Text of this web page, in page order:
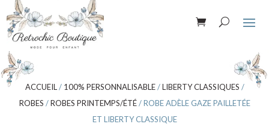
ACCUEIL / 100% PERSONNALISABLE/LIBERTY CLASSIQUES /
ROBES /ROBES PRINTEMPS/ÉTÉ/ ROBE ADÈLE GAZE PAILLETÉE
ET LIBERTY CLASSIQUE